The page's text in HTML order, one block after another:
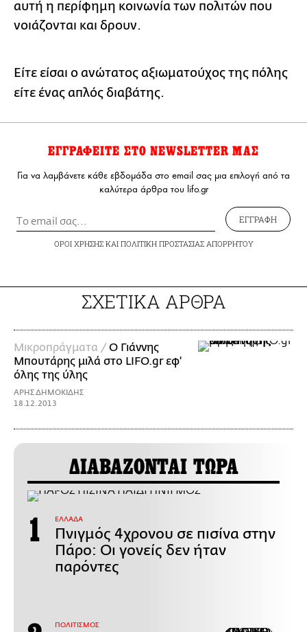
αυτή η περίφημη κοινωνία των πολιτών που
νοιάζονται και δρουν.
Είτε είσαι ο ανώτατος αξιωματούχος της πόλης
είτε ένας απλός διαβάτης.
ΕΓΓΡΑΦΕΙΤΕ ΣΤΟ NEWSLETTER ΜΑΣ
Για να λαμβάνετε κάθε εβδομάδα στο email σας μια επιλογή από τα
καλύτερα άρθρα του lifo.gr
ΕΓΓΡΑΦΗ
ΟΡΟΙ ΧΡΗΣΗΣΚΑΙ ΠΟΛΙΤΙΚΗ ΠΡΟΣΤΑΣΙΑΣ ΑΠΟΡΡΗΤΟΥ
ΣΧΕΤΙΚΑ ΑΡΘΡΑ
Mικροπράγματα /O Γιάννης
Μπουτάρης μιλά στο LIFO.gr εφ'
όλης της ύλης
ΑΡΗΣ ΔΗΜΟΚΙΔΗΣ
18.12.2013
ΔΙΑΒΑΖΟΝΤΑΙ ΤΩΡΑ
ΕΛΛΑΔΑ
Πνιγμός 4χρονου σε πισίνα στην
Πάρο: Οι γονείς δεν ήταν
παρόντες
ΠΟΛΙΤΙΣΜΟΣ